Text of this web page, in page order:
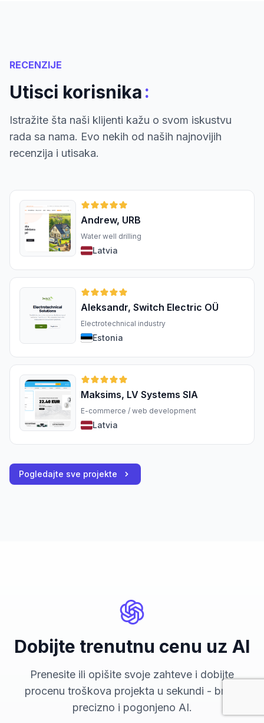
RECENZIJE
Utisci korisnika:
Istražite šta naši klijenti kažu o svom iskustvu
rada sa nama. Evo nekih od naših najnovijih
recenzija i utisaka.
Andrew, URB
Water well drilling
Latvia
Aleksandr, Switch Electric OÜ
Electrotechnical industry
Estonia
Maksims, LV Systems SIA
E-commerce / web development
Latvia
Pogledajte sve projekte
Dobijte trenutnu cenu uz AI
Prenesite ili opišite svoje zahteve i dobijte
procenu troškova projekta u sekundi - brzo,
precizno i pogonjeno AI.